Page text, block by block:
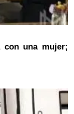
con una mujer;